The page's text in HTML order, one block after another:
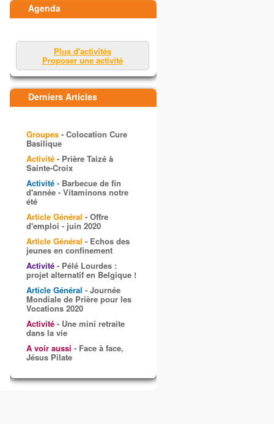
Agenda
Plus d'activités
Proposer une activité
Derniers Articles
Groupes - Colocation Cure
Basilique
Activité - Prière Taizé à
Sainte-Croix
Activité - Barbecue de fin
d'année - Vitaminons notre
été
Article Général - Offre
d'emploi - juin 2020
Article Général - Echos des
jeunes en confinement
Activité - Pélé Lourdes :
projet alternatif en Belgique !
Article Général - Journée
Mondiale de Prière pour les
Vocations 2020
Activité - Une mini retraite
dans la vie
A voir aussi - Face à face,
Jésus Pilate